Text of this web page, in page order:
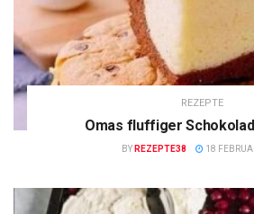
REZEPTE
Omas fluffiger
BY REZEPTE38 18